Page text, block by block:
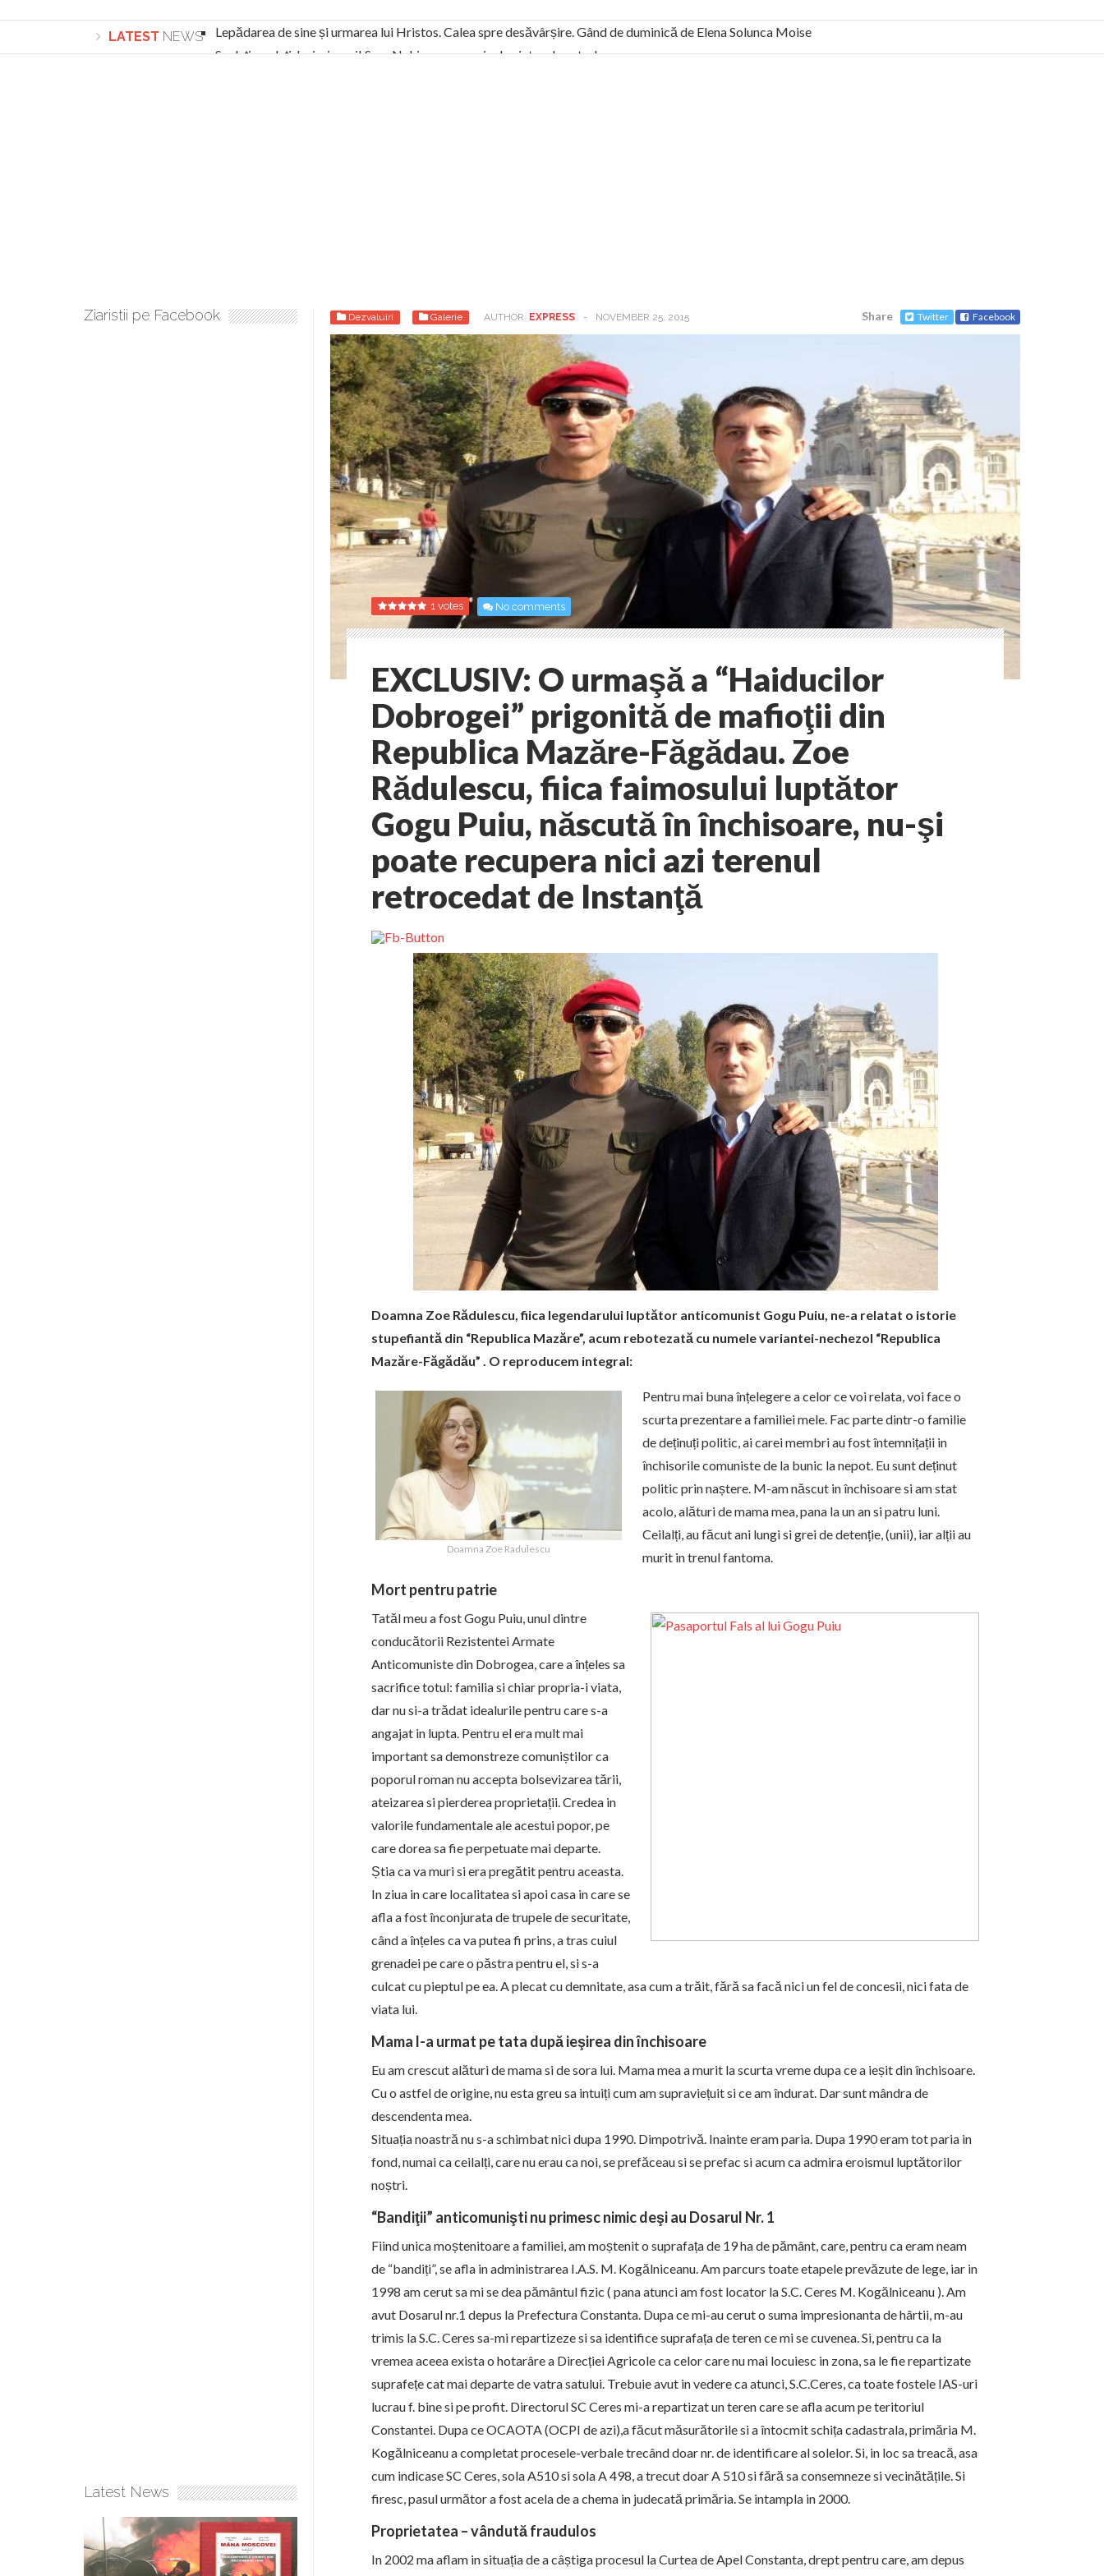
LATEST NEWS
Lepădarea de sine și urmarea lui Hristos. Calea spre desăvârșire. Gând de duminică de Elena Solunca Moise
Sculați, sculați, boieri mari! Sara Nukina are nevoie de ajutorul nostru!
Dezvaluiri Galerie AUTHOR: EXPRESS - NOVEMBER 25, 2015 Share Twitter Facebook
1 votes No comments
EXCLUSIV: O urmaşă a “Haiducilor
Dobrogei” prigonită de mafioţii din
Republica Mazăre-Făgădau. Zoe
Rădulescu, fiica faimosului luptător
Gogu Puiu, născută în închisoare, nu-şi
poate recupera nici azi terenul
retrocedat de Instanţă
Doamna Zoe Rădulescu, fiica legendarului luptător anticomunist Gogu Puiu, ne-a relatat o istorie
stupefiantă din “Republica Mazăre”, acum rebotezată cu numele variantei-nechezol “Republica
Mazăre-Făgădău” . O reproducem integral:
Doamna Zoe Radulescu
Pentru mai buna înțelegere a celor ce voi relata, voi face o
scurta prezentare a familiei mele. Fac parte dintr-o familie
de deținuți politic, ai carei membri au fost întemnițații in
închisorile comuniste de la bunic la nepot. Eu sunt deținut
politic prin naștere. M-am născut in închisoare si am stat
acolo, alături de mama mea, pana la un an si patru luni.
Ceilalți, au făcut ani lungi si grei de detenție, (unii), iar alții au
murit in trenul fantoma.
Mort pentru patrie
Tatăl meu a fost Gogu Puiu, unul dintre
conducătorii Rezistentei Armate
Anticomuniste din Dobrogea, care a înțeles sa
sacrifice totul: familia si chiar propria-i viata,
dar nu si-a trădat idealurile pentru care s-a
angajat in lupta. Pentru el era mult mai
important sa demonstreze comuniștilor ca
poporul roman nu accepta bolsevizarea tării,
ateizarea si pierderea proprietații. Credea in
valorile fundamentale ale acestui popor, pe
care dorea sa fie perpetuate mai departe.
Știa ca va muri si era pregătit pentru aceasta.
In ziua in care localitatea si apoi casa in care se
afla a fost înconjurata de trupele de securitate,
când a înțeles ca va putea fi prins, a tras cuiul
grenadei pe care o păstra pentru el, si s-a
culcat cu pieptul pe ea. A plecat cu demnitate, asa cum a trăit, fără sa facă nici un fel de concesii, nici fata de
viata lui.
Mama l-a urmat pe tata după ieşirea din închisoare
Eu am crescut alături de mama si de sora lui. Mama mea a murit la scurta vreme dupa ce a ieșit din închisoare.
Cu o astfel de origine, nu esta greu sa intuiți cum am supraviețuit si ce am îndurat. Dar sunt mândra de
descendenta mea.
Situația noastră nu s-a schimbat nici dupa 1990. Dimpotrivă. Inainte eram paria. Dupa 1990 eram tot paria in
fond, numai ca ceilalți, care nu erau ca noi, se prefăceau si se prefac si acum ca admira eroismul luptătorilor
noștri.
“Bandiţii” anticomunişti nu primesc nimic deşi au Dosarul Nr. 1
Fiind unica moștenitoare a familiei, am moștenit o suprafața de 19 ha de pământ, care, pentru ca eram neam
de “bandiți”, se afla in administrarea I.A.S. M. Kogălniceanu. Am parcurs toate etapele prevăzute de lege, iar in
1998 am cerut sa mi se dea pământul fizic ( pana atunci am fost locator la S.C. Ceres M. Kogălniceanu ). Am
avut Dosarul nr.1 depus la PrefecturaConstanta. Dupa ce mi-au cerut o suma impresionanta de hârtii, m-au
trimis la S.C. Ceres sa-mi repartizeze si sa identifice suprafața de teren ce mi se cuvenea. Si, pentru ca la
vremea aceea exista o hotarâre a Direcției Agricole ca celor care nu mai locuiesc in zona, sa le fie repartizate
suprafețe cat mai departe de vatra satului. Trebuie avut in vedere ca atunci, S.C.Ceres, ca toate fostele IAS-uri
lucrau f. bine si pe profit. Directorul SC Ceres mi-a repartizat un teren care se afla acum pe teritoriul
Constantei. Dupa ce OCAOTA (OCPI de azi),a făcut măsurătorile si a întocmit schița cadastrala, primăria M.
Kogălniceanu a completat procesele-verbale trecând doar nr. de identificare al solelor. Si, in loc sa treacă, asa
cum indicase SC Ceres, sola A510 si sola A 498, a trecut doar A 510 si fără sa consemneze si vecinătățile. Si
firesc, pasul următor a fost acela de a chema in judecată primăria. Se intampla in 2000.
Proprietatea – vândută fraudulos
In 2002 ma aflam in situația de a câștiga procesul la Curtea de ApelConstanta, drept pentru care, am depus
Ziaristii pe Facebook
Latest News